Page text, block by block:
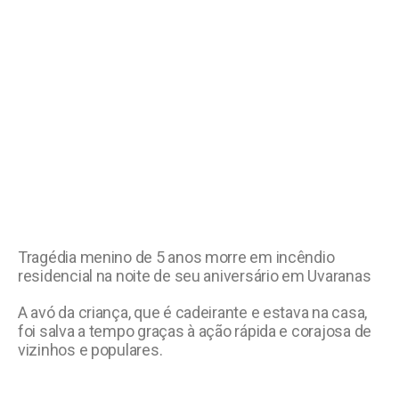
Tragédia menino de 5 anos morre em incêndio
residencial na noite de seu aniversário em Uvaranas
A avó da criança, que é cadeirante e estava na casa,
foi salva a tempo graças à ação rápida e corajosa de
vizinhos e populares.